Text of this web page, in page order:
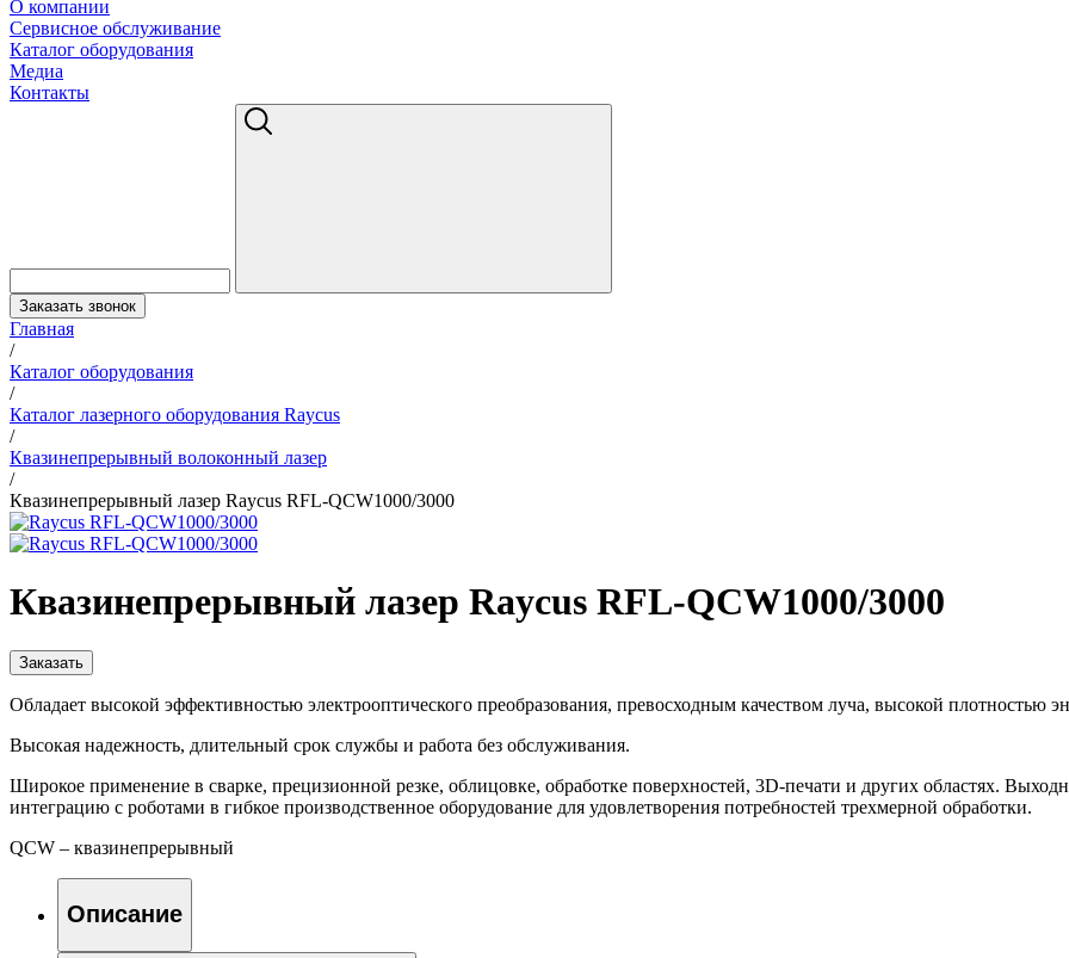
О компании
Сервисное обслуживание
Каталог оборудования
Медиа
Контакты
Заказать звонок
Главная
/
Каталог оборудования
/
Каталог лазерного оборудования Rayсus
/
Квазинепрерывный волоконный лазер
/
Квазинепрерывный лазер Raycus RFL-QCW1000/3000
Квазинепрерывный лазер Raycus RFL-QCW1000/3000
Заказать
Обладает высокой эффективностью электрооптического преобразования, превосходным качеством луча, высокой плотностью
Высокая надежность, длительный срок службы и работа без обслуживания.
Широкое применение в сварке, прецизионной резке, облицовке, обработке поверхностей, 3D-печати и других областях.
интеграцию с роботами в гибкое производственное оборудование для удовлетворения потребностей трехмерной обработки.
QCW – квазинепрерывный
Описание